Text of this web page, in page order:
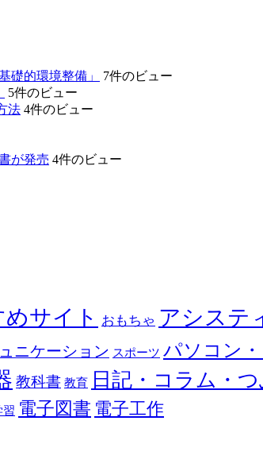
礎的環境整備」
7件のビュー
5件のビュー
法 4件のビュー
が発売 4件のビュー
サイト おもちゃ アシステ
ニケーション スポーツ パソコン
教科書 教育 日記・コラム・
習 電子図書 電子工作